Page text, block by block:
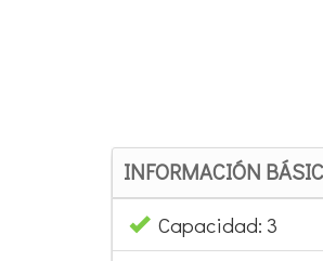
INFORMACIÓN
Capacidad: 3